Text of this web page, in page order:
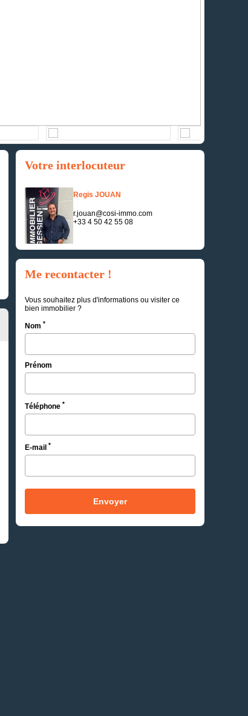
Votre interlocuteur
Regis JOUAN
r.jouan@cosi-immo.com
+33 4 50 42 55 08
Me recontacter !
Vous souhaitez plus d'informations ou visiter ce
bien immobilier ?
Nom *
Prénom
Téléphone *
E-mail *
Envoyer